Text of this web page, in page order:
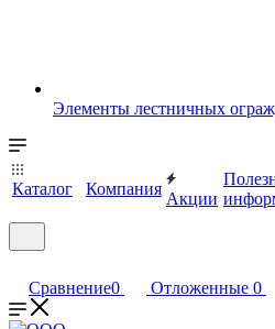
Элементы лестничных
Каталог Компания
Акции
Сравнение0 Отложенные 0